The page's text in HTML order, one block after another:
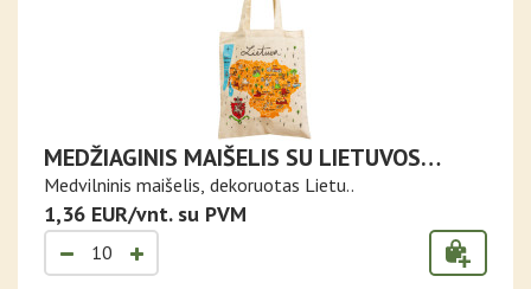
MEDŽIAGINIS MAIŠELIS SU LIETUVOS
ŽEMĖLAPIU
Medvilninis maišelis, dekoruotas Lietu..
1,36 EUR/vnt. su PVM